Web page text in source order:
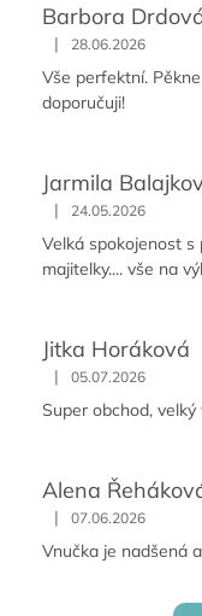
Barbora
| 28.06.2026
Vše perfektní.
doporučuji!
Jarmila
| 24.05.2026
Velká spokojenost s
majitelky.... vše na
Jitka Horáková
| 05.07.2026
Super obchod,
Alena
| 07.06.2026
Vnučka je nadšená